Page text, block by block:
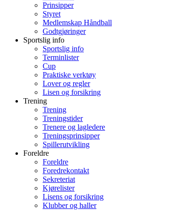
Prinsipper
Styret
Medlemskap Håndball
Godtgjøringer
Sportslig info
Sportslig info
Terminlister
Cup
Praktiske verktøy
Lover og regler
Lisen og forsikring
Trening
Trening
Treningstider
Trenere og lagledere
Treningsprinsipper
Spillerutvikling
Foreldre
Foreldre
Foredrekontakt
Sekreteriat
Kjørelister
Lisens og forsikring
Klubber og haller